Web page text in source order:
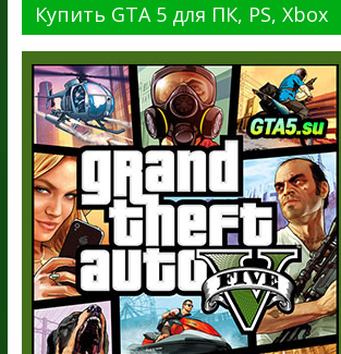
Купить GTA 5 для ПК, PS, Xbox